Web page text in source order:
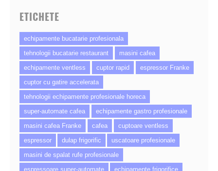
ETICHETE
echipamente bucatarie profesionala
tehnologii bucatarie restaurant
masini cafea
echipamente ventless
cuptor rapid
espressor Franke
cuptor cu gatire accelerata
tehnologii echipamente profesionale horeca
super-automate cafea
echipamente gastro profesionale
masini cafea Franke
cafea
cuptoare ventless
espressor
dulap frigorific
uscatoare profesionale
masini de spalat rufe profesionale
espressoare super-automate
echipamente frigorifice